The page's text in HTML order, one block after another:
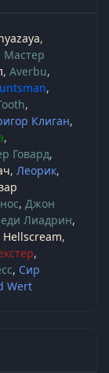
Мастер
Averbu
Клиган
Говард
Леорик
Джон
Лиадрин
Сир
Wert